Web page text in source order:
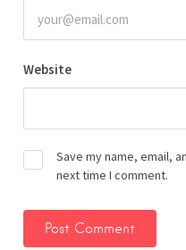
Website
Save my name, email,
next time I comment.